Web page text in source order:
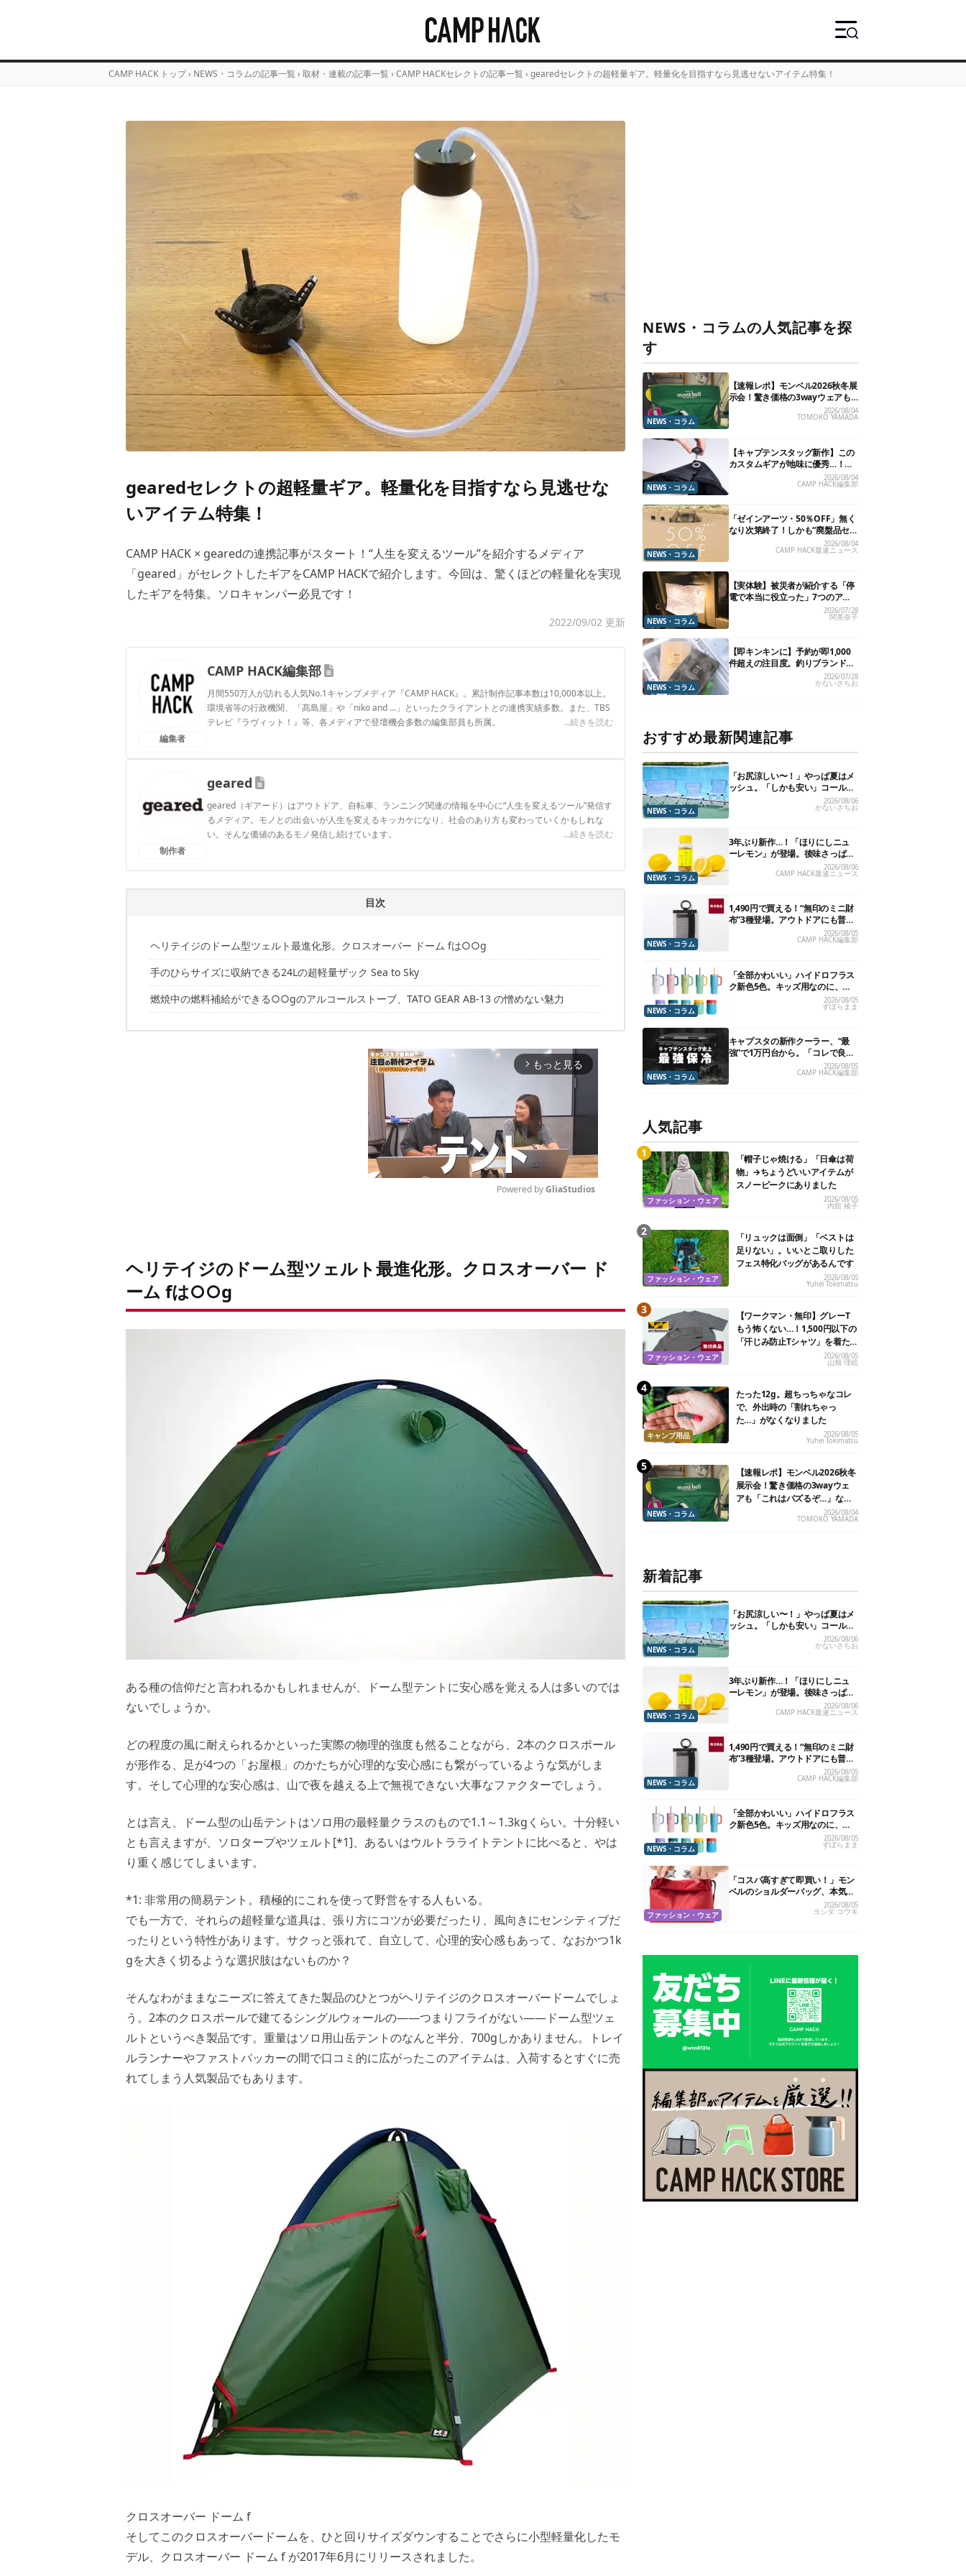
CAMP HACK トップ › NEWS・コラムの記事一覧 › 取材・連載の記事一覧 › CAMP HACKセレクトの記事一覧 › gearedセレクトの超軽量ギア。軽量化を目指すなら見逃せないアイテム特集！
gearedセレクトの超軽量ギア。軽量化を目指すなら見逃せな
いアイテム特集！
CAMP HACK × gearedの連携記事がスタート！“人生を変えるツール”を紹介するメディア
「geared」がセレクトしたギアをCAMP HACKで紹介します。今回は、驚くほどの軽量化を実現
したギアを特集。ソロキャンパー必見です！
2022/09/02 更新
編集者
CAMP HACK編集部
月間550万人が訪れる人気No.1キャンプメディア『CAMP HACK』。累計制作記事本数は10,000本以上。
環境省等の行政機関、「髙島屋」や「niko and ...」といったクライアントとの連携実績多数。また、TBS
テレビ『ラヴィット！』等、各メディアで登壇機会多数の編集部員も所属。
...続きを読む
制作者
geared
geared（ギアード）はアウトドア、自転車、ランニング関連の情報を中心に“人生を変えるツール”発信す
るメディア。モノとの出会いが人生を変えるキッカケになり、社会のあり方も変わっていくかもしれな
い。そんな価値のあるモノ発信し続けています。
...続きを読む
目次
ヘリテイジのドーム型ツェルト最進化形。クロスオーバー ドーム fは○○g
手のひらサイズに収納できる24Lの超軽量ザック Sea to Sky
燃焼中の燃料補給ができる○○gのアルコールストーブ、TATO GEAR AB-13 の憎めない魅力
arrow_forward_ios もっと見る
Powered by GliaStudios
ヘリテイジのドーム型ツェルト最進化形。クロスオーバー ド
ーム fは○○g
ある種の信仰だと言われるかもしれませんが、ドーム型テントに安心感を覚える人は多いのでは
ないでしょうか。
どの程度の風に耐えられるかといった実際の物理的強度も然ることながら、2本のクロスポール
が形作る、足が4つの「お屋根」のかたちが心理的な安心感にも繋がっているような気がしま
す。そして心理的な安心感は、山で夜を越える上で無視できない大事なファクターでしょう。
とは言え、ドーム型の山岳テントはソロ用の最軽量クラスのもので1.1～1.3kgくらい。十分軽い
とも言えますが、ソロタープやツェルト[*1]、あるいはウルトラライトテントに比べると、やは
り重く感じてしまいます。
*1: 非常用の簡易テント。積極的にこれを使って野営をする人もいる。
でも一方で、それらの超軽量な道具は、張り方にコツが必要だったり、風向きにセンシティブだ
ったりという特性があります。サクっと張れて、自立して、心理的安心感もあって、なおかつ1k
gを大きく切るような選択肢はないものか？
そんなわがままなニーズに答えてきた製品のひとつがヘリテイジのクロスオーバードームでしょ
う。2本のクロスポールで建てるシングルウォールの――つまりフライがない――ドーム型ツェ
ルトというべき製品です。重量はソロ用山岳テントのなんと半分、700gしかありません。トレイ
ルランナーやファストパッカーの間で口コミ的に広がったこのアイテムは、入荷するとすぐに売
れてしまう人気製品でもあります。
クロスオーバー ドーム f
そしてこのクロスオーバードームを、ひと回りサイズダウンすることでさらに小型軽量化したモ
デル、クロスオーバー ドーム f が2017年6月にリリースされました。
NEWS・コラムの人気記事を探
す
NEWS・コラム
【速報レポ】モンベル2026秋冬展
示会！驚き価格の3wayウェアも
「これはバズるぞ…」な新作10選
2026/08/04
TOMOKO YAMADA
NEWS・コラム
【キャプテンスタッグ新作】この
カスタムギアが地味に優秀…！
「置き場所が増える」「荷物が落
2026/08/04
CAMP HACK編集部
NEWS・コラム
「ゼインアーツ・50％OFF」無く
なり次第終了！しかも“廃盤品セ
ール”なので、二度と買えないか
も【8月4日から】
2026/08/04
CAMP HACK最速ニュース
NEWS・コラム
【実体験】被災者が紹介する「停
電で本当に役立った」7つのアウ
2026/07/28
関美奈子
NEWS・コラム
【即キンキンに】予約が即1,000
件超えの注目度。釣りブランドの
新作「チタン＋ステンレスの保冷
剤」が再販開始
2026/07/28
かないさちお
おすすめ最新関連記事
NEWS・コラム
「お尻涼しい〜！」やっぱ夏はメ
ッシュ。「しかも安い」コールマ
ン今年の新作は、カラーもさわや
かです
2026/08/06
かないさちお
NEWS・コラム
3年ぶり新作…！「ほりにしニュ
ーレモン」が登場。後味さっぱり
の万能スパイス！【8月21日発
2026/08/06
CAMP HACK最速ニュース
NEWS・コラム
1,490円で買える！“無印のミニ財
布”3種登場。アウトドアにも普段
2026/08/05
CAMP HACK編集部
NEWS・コラム
「全部かわいい」ハイドロフラス
ク新色5色。キッズ用なのに、大
2026/08/05
ずぼらまま
NEWS・コラム
キャプスタの新作クーラー、“最
強”で1万円台から。「コレで良い
んだよ」の嵐
2026/08/05
CAMP HACK編集部
人気記事
ファッション・ウェア
「帽子じゃ焼ける」「日傘は荷
物」→ちょうどいいアイテムが
スノーピークにありました
2026/08/05
内舘 綾子
ファッション・ウェア
「リュックは面倒」「ベストは
足りない」。いいとこ取りした
フェス特化バッグがあるんです
2026/08/05
Yuhei Tokimatsu
ファッション・ウェア
【ワークマン・無印】グレーT
もう怖くない…！1,500円以下の
「汗じみ防止Tシャツ」を着た
2026/08/05
山畑 理絵
キャンプ用品
たった12g。超ちっちゃなコレ
で、外出時の「割れちゃっ
た…」がなくなりました
2026/08/05
Yuhei Tokimatsu
NEWS・コラム
【速報レポ】モンベル2026秋冬
展示会！驚き価格の3wayウェ
アも「これはバズるぞ…」な新
2026/08/04
TOMOKO YAMADA
新着記事
NEWS・コラム
「お尻涼しい〜！」やっぱ夏はメ
ッシュ。「しかも安い」コールマ
ン今年の新作は、カラーもさわや
かです
2026/08/06
かないさちお
NEWS・コラム
3年ぶり新作…！「ほりにしニュ
ーレモン」が登場。後味さっぱり
の万能スパイス！【8月21日発
2026/08/06
CAMP HACK最速ニュース
NEWS・コラム
1,490円で買える！“無印のミニ財
布”3種登場。アウトドアにも普段
2026/08/05
CAMP HACK編集部
NEWS・コラム
「全部かわいい」ハイドロフラス
ク新色5色。キッズ用なのに、大
2026/08/05
ずぼらまま
ファッション・ウェア
「コスパ高すぎて即買い！」モン
ベルのショルダーバッグ、本気で
2026/08/05
ヨシダ コウキ